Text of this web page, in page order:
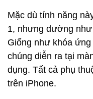
Mặc dù tính năng
1, nhưng dường
Giống như khóa
chúng diễn ra tại
dụng. Tất cả phụ
trên iPhone.